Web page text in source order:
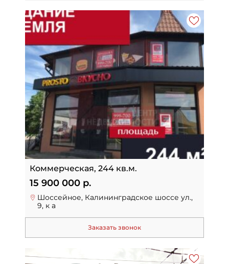
Коммерческая, 244 кв.м.
15 900 000 р.
Шоссейное, Калининградское шоссе ул.,
9, к а
Заказать звонок